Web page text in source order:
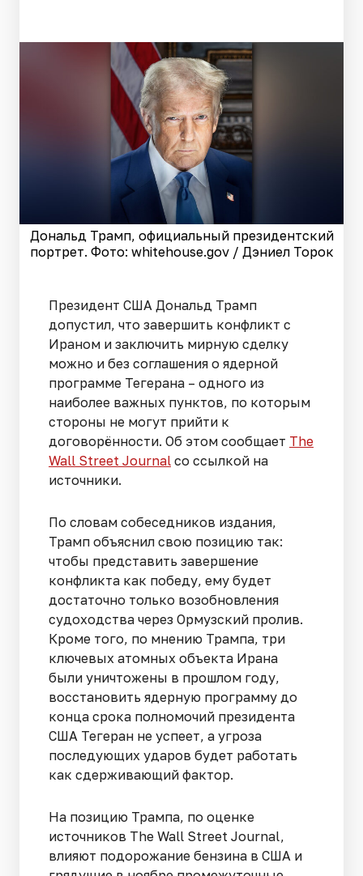
Дональд Трамп, официальный президентский
портрет. Фото: whitehouse.gov / Дэниел Торок
Президент США Дональд Трамп
допустил, что завершить конфликт с
Ираном и заключить мирную сделку
можно и без соглашения о ядерной
программе Тегерана – одного из
наиболее важных пунктов, по которым
стороны не могут прийти к
договорённости. Об этом сообщает The
Wall Street Journal со ссылкой на
источники.
По словам собеседников издания,
Трамп объяснил свою позицию так:
чтобы представить завершение
конфликта как победу, ему будет
достаточно только возобновления
судоходства через Ормузский пролив.
Кроме того, по мнению Трампа, три
ключевых атомных объекта Ирана
были уничтожены в прошлом году,
восстановить ядерную программу до
конца срока полномочий президента
США Тегеран не успеет, а угроза
последующих ударов будет работать
как сдерживающий фактор.
На позицию Трампа, по оценке
источников The Wall Street Journal,
влияют подорожание бензина в США и